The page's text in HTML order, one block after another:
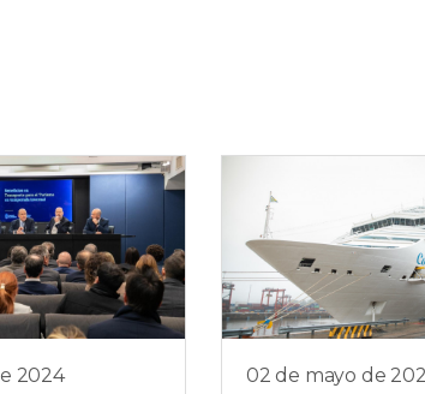
2024 02 de mayo de